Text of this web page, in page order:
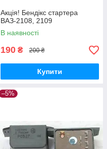
Акція! Бендікс стартера
ВАЗ-2108, 2109
В наявності
190 ₴ 200 ₴
Купити
–5%